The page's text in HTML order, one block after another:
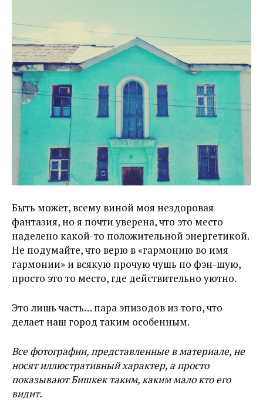
Быть может, всему виной моя нездоровая
фантазия, но я почти уверена, что это место
наделено какой-то положительной энергетикой.
Не подумайте, что верю в «гармонию во имя
гармонии» и всякую прочую чушь по фэн-шую,
просто это то место, где действительно уютно.
Это лишь часть… пара эпизодов из того, что
делает наш город таким особенным.
Все фотографии, представленные в материале, не
носят иллюстративный характер, а просто
показывают Бишкек таким, каким мало кто его
видит.